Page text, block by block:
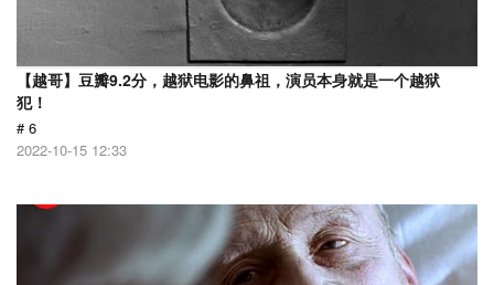
【越哥】豆瓣9.2分，越狱电影的鼻祖，演员本身就是一个越狱
犯！
# 6
2022-10-15 12:33